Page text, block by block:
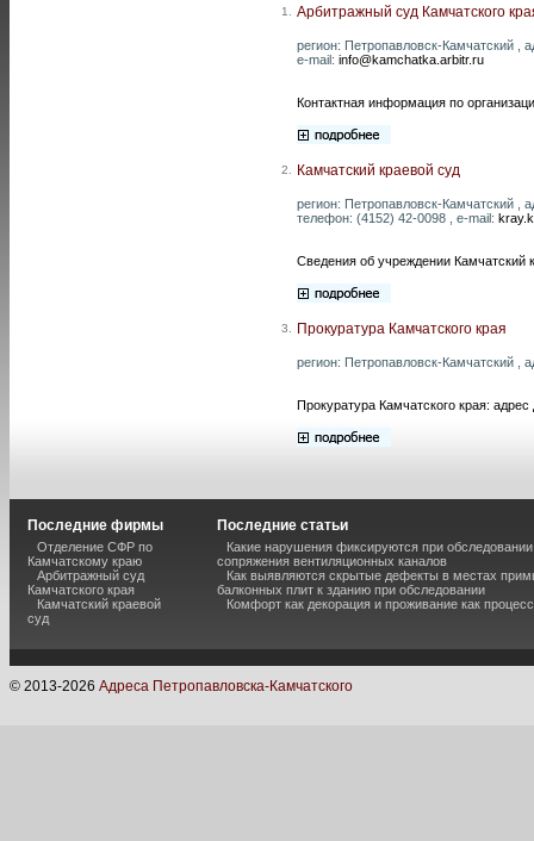
1. Арбитражный суд Камчатского
регион: Петропавловск-Камчатский ,
e-mail: info@kamchatka.arbitr.ru
Контактная информация по
2. Камчатский краевой суд
регион: Петропавловск-Камчатский ,
телефон: (4152) 42-0098 , e-mail:
Сведения об учреждении
3. Прокуратура Камчатского края
регион: Петропавловск-Камчатский ,
Прокуратура Камчатского края:
Последние фирмы
Отделение СФР по
Камчатскому краю
Арбитражный суд
Камчатского края
Камчатский краевой
суд
Последние статьи
Какие нарушения фиксируются при обследовании
сопряжения вентиляционных каналов
Как выявляются скрытые дефекты в местах
балконных плит к зданию при обследовании
Комфорт как декорация и проживание как процесс
© 2013-2026 Адреса Петропавловска-Камчатского